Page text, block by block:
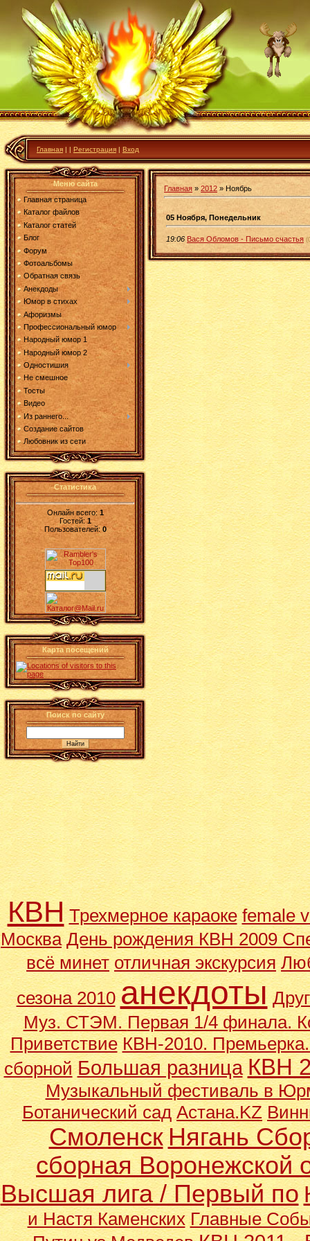
Главная | | Регистрация | Вход
Меню сайта
Главная страница
Каталог файлов
Каталог статей
Блог
Форум
Фотоальбомы
Обратная связь
Анекдоды
Юмор в стихах
Афоризмы
Профессиональный юмор
Народный юмор 1
Народный юмор 2
Одностишия
Не смешное
Тосты
Видео
Из раннего...
Создание сайтов
Любовник из сети
Статистика
Онлайн всего:1
Гостей:1
Пользователей: 0
Карта посещений
Поиск по сайту
Главная » 2012 » Ноябрь
05 Ноября, Понедельник
19:06 Вася Обломов - Письмо счастья
КВН Трехмерное караоке female
Москва День рождения КВН 2009
всё минет отличная экскурсия
сезона 2010 анекдоты
Муз. СТЭМ.Первая 1/4 финала.
Приветствие КВН-2010.
сборной Большая разница КВН
Музыкальный фестиваль в
Ботанический сад Астана.KZ
СмоленскНягань
сборная Воронежской
Высшая лига / Первый по
и Настя Каменских Главные